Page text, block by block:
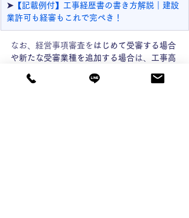
➤ 【記載例付】工事経歴書の書き方解説｜建設
業許可も経審もこれで完ぺき！
なお、経営事項審査を はじめて受審する場合
や新たな受審業種を追加する場合は、 工事高
分、3年にする場合は3年分の工事経歴書を準